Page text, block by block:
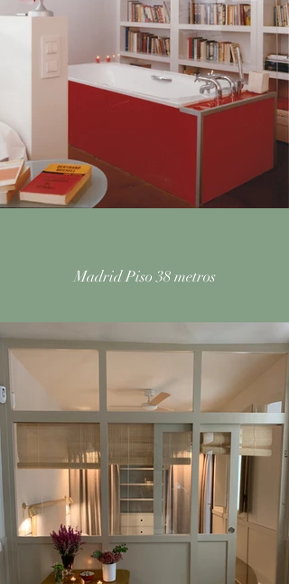
Madrid Piso 38 metros